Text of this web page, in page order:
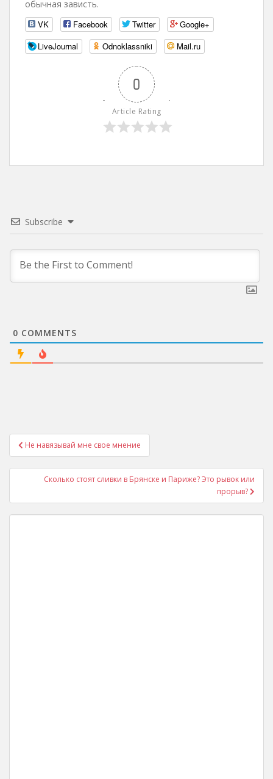
обычная зависть.
VK
Facebook Twitter
Google+
LiveJournal
Odnoklassniki Mail.ru
0
Article Rating
Subscribe
0 COMMENTS
Post
navigation
Не навязывай мне свое мнение
Сколько стоят сливки в Брянске и Париже? Это рывок или
прорыв?